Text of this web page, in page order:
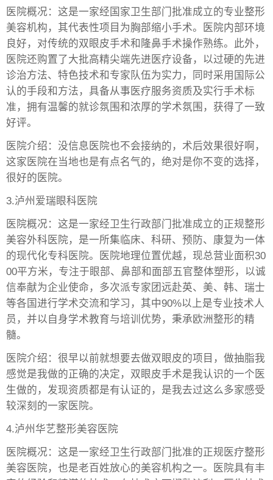
医院概况：这是一家经国家卫生部门批准成立的专业整形
美容机构，其代表性项目为胸部缩小手术。医院内部环境
良好，对传统的双眼皮手术和隆鼻手术操作熟练。此外，
医院还购置了大批高精尖端先进医疗设备，以过硬的先进
诊治方法、特色技术和专家队伍为实力，同时采用国际公
认的手段和方法，具备从事医疗服务资质及实行手术标
准，拥有温馨的就诊氛围和浓厚的学术氛围，获得了一致
好评。
医院介绍：没信息医院也不会接纳的，术后效果很好啊，
这家医院在当地也是有点名气的，绝对是你不变的选择，
很好的医院。
3.泸州爱瑞眼科医院
医院概况：这是一家经卫生行政部门批准成立的正规整形
美容外科医院，是一所集临床、科研、预防、康复为一体
的现代化专科医院。医院地理位置优越，现总营业面积30
00平方米，专注于眼部、鼻部和面部五官整体塑形，以诚
信奉献为企业使命，多次派专家团远赴英、美、韩、瑞士
等各国进行学术交流和学习，其中90%以上是专业技术人
员，并以自身学术教育与培训优势，秉承欧洲整形的精
髓。
医院介绍：很早以前就想要去做双眼皮的项目，做抽脂我
感觉是我做的正确的决定，双眼皮手术是我认识的一个医
生做的，发现资质都是有认证的，是我去过这么多家感受
较深刻的一家医院。
4.泸州华艺整形美容医院
医院概况：这是一家经卫生行政部门批准的正规医疗整形
美容医院，也是老百姓放心的美容机构之一。医院具有丰